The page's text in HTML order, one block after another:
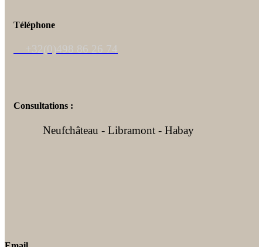
Téléphone
+32(0)498 86 26 74
Consultations :
Neufchâteau - Libramont - Habay